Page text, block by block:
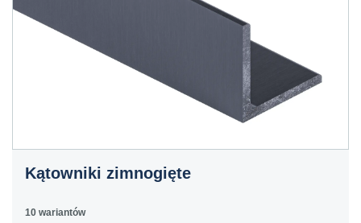
Kątowniki zimnogięte
10 wariantów